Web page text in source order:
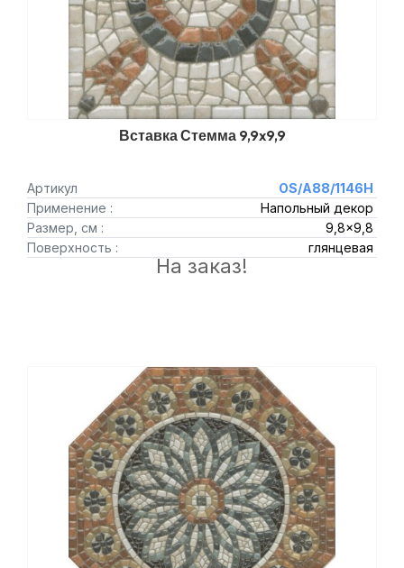
Вставка Стемма 9,9x9,9
Артикул
OS/A88/1146H
Применение :
Напольный декор
Размер, см :
9,8x9,8
Поверхность :
глянцевая
На заказ!